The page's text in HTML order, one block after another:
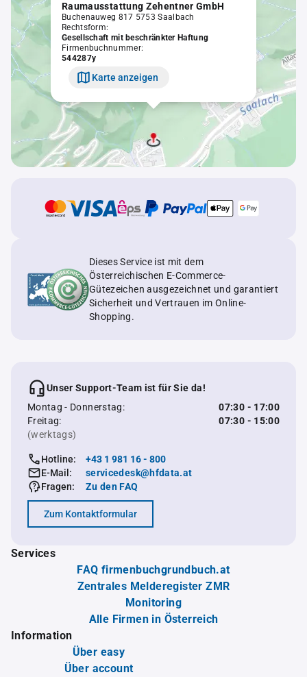
Raumausstattung Zehentner GmbH
Buchenauweg 817 5753 Saalbach
Rechtsform:
Gesellschaft mit beschränkter Haftung
Firmenbuchnummer:
544287y
Karte anzeigen
Dieses Service ist mit dem
Österreichischen E-Commerce-
Gütezeichen ausgezeichnet und garantiert
Sicherheit und Vertrauen im Online-
Shopping.
Unser Support-Team ist für Sie da!
Montag - Donnerstag:
07:30 - 17:00
Freitag:
07:30 - 15:00
(werktags)
Hotline:
+43 1 981 16 - 800
E-Mail:
servicedesk@hfdata.at
Fragen:
Zu den FAQ
Zum Kontaktformular
Services
FAQ firmenbuchgrundbuch.at
Zentrales Melderegister ZMR
Monitoring
Alle Firmen in Österreich
Information
Über easy
Über account